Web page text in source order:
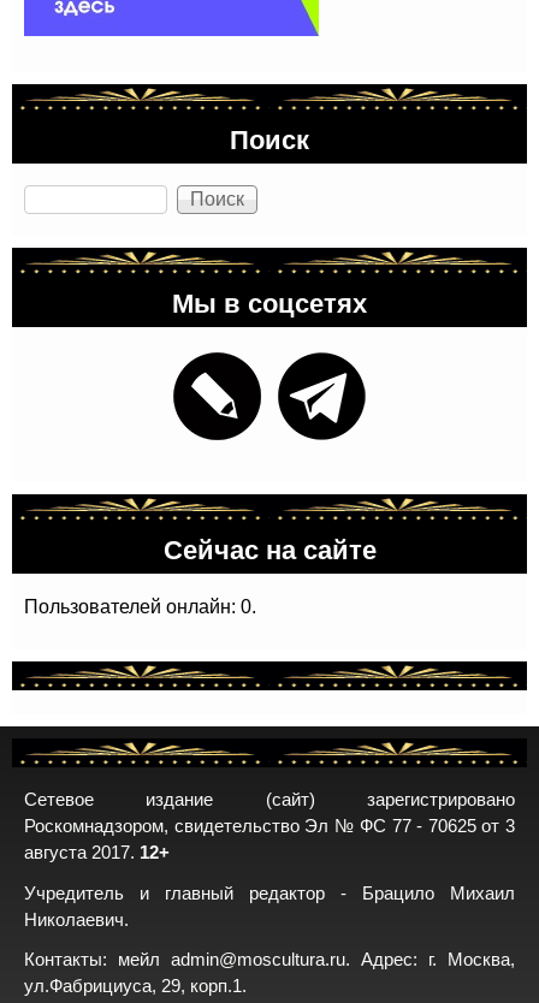
Поиск
Поиск
Мы в соцсетях
Сейчас на сайте
Пользователей онлайн: 0.
Сетевое издание (сайт) зарегистрировано
Роскомнадзором, свидетельство Эл № ФС 77 - 70625 от 3
августа 2017. 12+
Учредитель и главный редактор - Брацило Михаил
Николаевич.
Контакты: мейл admin@moscultura.ru. Адрес: г. Москва,
ул.Фабрициуса, 29, корп.1.